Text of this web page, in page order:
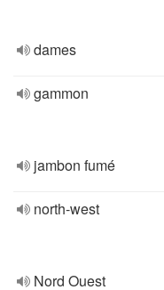
dames
gammon
jambon fumé
north-west
Nord Ouest